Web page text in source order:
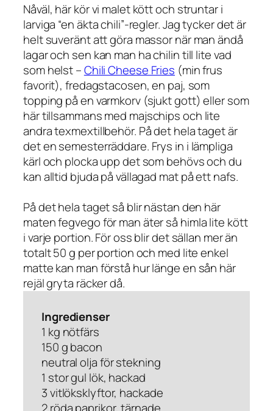
Nåväl, här kör vi malet kött och struntar i
larviga “en äkta chili”-regler. Jag tycker det är
helt suveränt att göra massor när man ändå
lagar och sen kan man ha chilin till lite vad
som helst –Chili Cheese Fries (min frus
favorit), fredagstacosen, en paj, som
topping på en varmkorv (sjukt gott) eller som
här tillsammans med majschips och lite
andra texmextillbehör. På det hela taget är
det en semesterräddare. Frys in i lämpliga
kärl och plocka upp det som behövs och du
kan alltid bjuda på vällagad mat på ett nafs.
På det hela taget så blir nästan den här
maten fegvego för man äter så himla lite kött
i varje portion. För oss blir det sällan mer än
totalt 50 g per portion och med lite enkel
matte kan man förstå hur länge en sån här
rejäl gryta räcker då.
Ingredienser
1 kg nötfärs
150 g bacon
neutral olja för stekning
1 stor gul lök, hackad
3 vitlöksklyftor, hackade
2 röda paprikor, tärnade